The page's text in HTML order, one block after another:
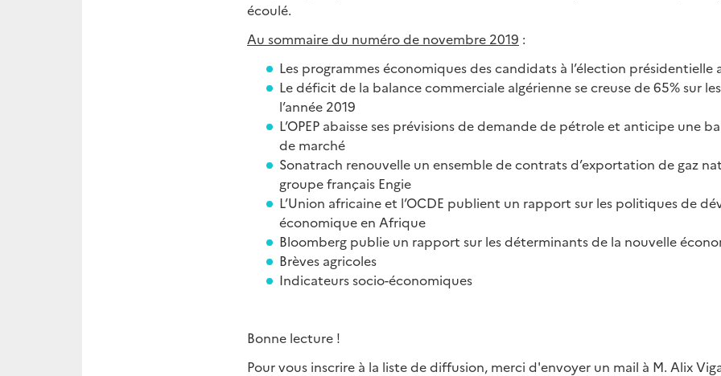
écoulé.
Au sommaire du numéro de novembre 2019 :
Les programmes économiques des candidats à l’élection présidentielle
Le déficit de la balance commerciale algérienne se creuse de 65% sur
l’année 2019
L’OPEP abaisse ses prévisions de demande de pétrole et anticipe une
de marché
Sonatrach renouvelle un ensemble de contrats d’exportation de gaz
groupe français Engie
L’Union africaine et l’OCDE publient un rapport sur les politiques de
économique en Afrique
Bloomberg publie un rapport sur les déterminants de la nouvelle
Brèves agricoles
Indicateurs socio-économiques
Bonne lecture !
Pour vous inscrire à la liste de diffusion, merci d'envoyer un mail à M. Alix